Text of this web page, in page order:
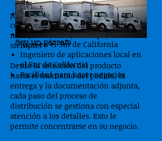
Laboratorio analítico local en el
Sur de California
Representación de ventas técnicas
local en el Sur de California
Ingeniero de aplicaciones local en
el Sur de California
Facilidad para hacer negocios
¡Ofreceremos productos y servicios
competitivos y sin errores a
nuestros clientes, a tiempo,
siempre!
Desde la selección del producto
hasta el momento del pedido, la
entrega y la documentación adjunta,
cada paso del proceso de
distribución se gestiona con especial
atención a los detalles. Esto le
permite concentrarse en su negocio.
Soy un párrafo